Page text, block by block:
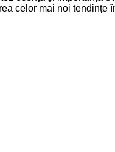
celor mai noi tendințe